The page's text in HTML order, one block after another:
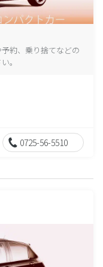
約、乗り捨てなどの
。
0725-56-5510